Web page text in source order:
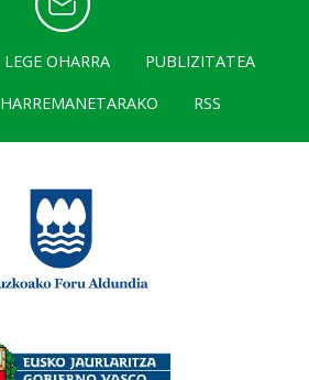
LEGE OHARRA
PUBLIZITATEA
HARREMANETARAKO RSS